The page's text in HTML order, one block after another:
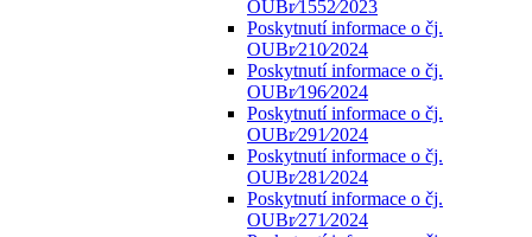
OUBr⁄1552⁄2023
Poskytnutí informace o čj.
OUBr⁄210⁄2024
Poskytnutí informace o čj.
OUBr⁄196⁄2024
Poskytnutí informace o čj.
OUBr⁄291⁄2024
Poskytnutí informace o čj.
OUBr⁄281⁄2024
Poskytnutí informace o čj.
OUBr⁄271⁄2024